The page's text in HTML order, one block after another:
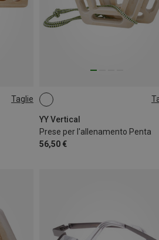
Taglie
YY Vertical
Prese per l'allenamento Penta
56,50 €
ONE SIZE